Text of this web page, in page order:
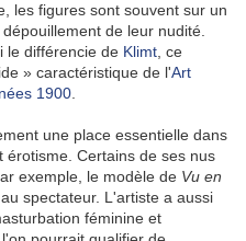
les figures sont souvent sur un
de leur nudité.
le différencie de Klimt , ce
» caractéristique de l'Art
1900
une place essentielle dans
érotisme. Certains de ses nus
exemple, le modèle de Vu en
spectateur. L'artiste a aussi
féminine et